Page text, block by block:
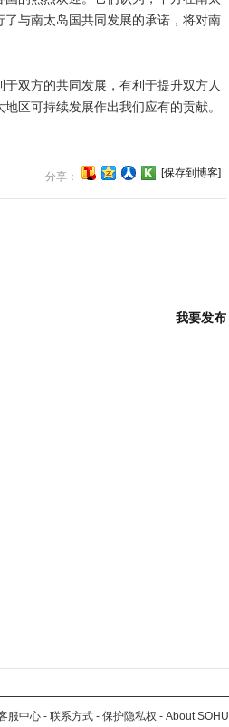
与南太岛国共同发展的承诺，将对南
双方的共同发展，有利于提升双方人
区可持续发展作出我们应有的贡献。
分享： [保存到博客]
我要发布
服中心 - 联系方式 - 保护隐私权 - About SOHU